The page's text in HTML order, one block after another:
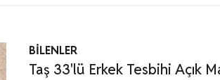
BİLENLER
Taş 33'lü Erkek Tesbihi Açık